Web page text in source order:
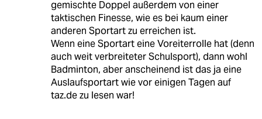
gemischte Doppel außerdem von einer
taktischen Finesse, wie es bei kaum einer
anderen Sportart zu erreichen ist.
Wenn eine Sportart eine Voreiterrolle hat (denn
auch weit verbreiteter Schulsport), dann wohl
Badminton, aber anscheinend ist das ja eine
Auslaufsportart wie vor einigen Tagen auf
taz.de zu lesen war!